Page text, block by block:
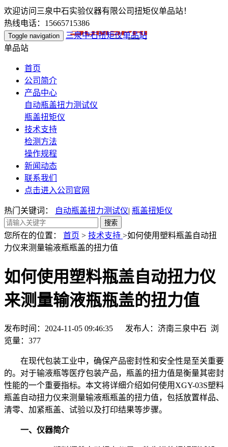
欢迎访问三泉中石实验仪器有限公司扭矩仪单品站！
热线电话：15665715386
Toggle navigation
三泉中石扭矩仪单品站
单品站
首页
公司简介
产品中心
自动瓶盖扭力测试仪
瓶盖扭矩仪
技术支持
检测方法
操作规程
新闻动态
联系我们
点击进入公司官网
热门关键词： 自动瓶盖扭力测试仪| 瓶盖扭矩仪
您所在的位置： 首页 > 技术支持 >如何使用塑料瓶盖自动扭
力仪来测量输液瓶瓶盖的扭力值
如何使用塑料瓶盖自动扭力仪
来测量输液瓶瓶盖的扭力值
发布时间：2024-11-05 09:46:35 发布人：济南三泉中石 浏
览量： 377
在现代包装工业中，确保产品密封性和安全性是至关重要
的。对于输液瓶等医疗包装产品，瓶盖的扭力值是衡量其密封
性能的一个重要指标。本文将详细介绍如何使用XGY-03S塑料
瓶盖自动扭力仪来测量输液瓶瓶盖的扭力值，包括放置样品、
清零、加紧瓶盖、试验以及打印结果等步骤。
一、仪器简介